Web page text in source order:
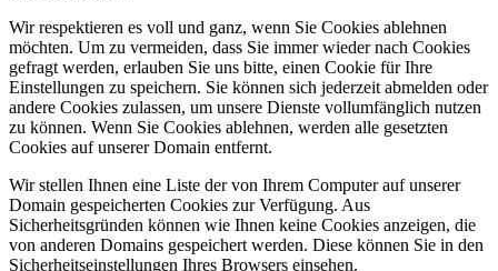
Wir respektieren es voll und ganz, wenn Sie Cookies ablehnen
möchten. Um zu vermeiden, dass Sie immer wieder nach Cookies
gefragt werden, erlauben Sie uns bitte, einen Cookie für Ihre
Einstellungen zu speichern. Sie können sich jederzeit abmelden oder
andere Cookies zulassen, um unsere Dienste vollumfänglich nutzen
zu können. Wenn Sie Cookies ablehnen, werden alle gesetzten
Cookies auf unserer Domain entfernt.
Wir stellen Ihnen eine Liste der von Ihrem Computer auf unserer
Domain gespeicherten Cookies zur Verfügung. Aus
Sicherheitsgründen können wie Ihnen keine Cookies anzeigen, die
von anderen Domains gespeichert werden. Diese können Sie in den
Sicherheitseinstellungen Ihres Browsers einsehen.